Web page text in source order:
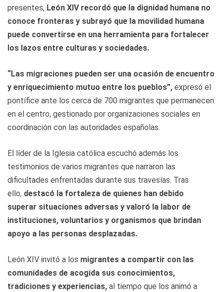
presentes, León XIV recordó que la dignidad humana no
conoce fronteras y subrayó que la movilidad humana
puede convertirse en una herramienta para fortalecer
los lazos entre culturas y sociedades.
“Las migraciones pueden ser una ocasión de encuentro
y enriquecimiento mutuo entre los pueblos”, expresó el
pontífice ante los cerca de 700 migrantes que permanecen
en el centro, gestionado por organizaciones sociales en
coordinación con las autoridades españolas.
El líder de la Iglesia católica escuchó además los
testimonios de varios migrantes que narraron las
dificultades enfrentadas durante sus travesías. Tras
ello, destacó la fortaleza de quienes han debido
superar situaciones adversas y valoró la labor de
instituciones, voluntarios y organismos que brindan
apoyo a las personas desplazadas.
León XIV invitó a los migrantes a compartir con las
comunidades de acogida sus conocimientos,
tradiciones y experiencias, al tiempo que los animó a